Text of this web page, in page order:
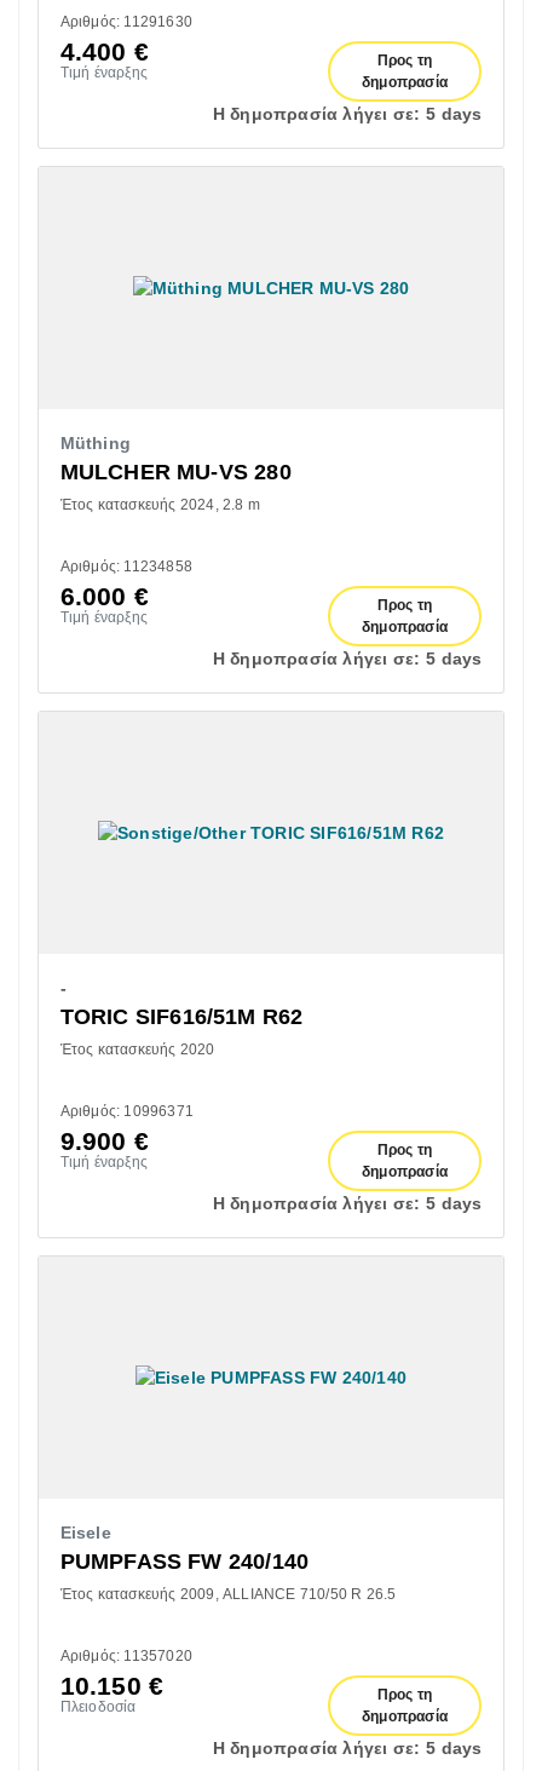
Αριθμός: 11291630
4.400 €
Τιμή έναρξης
Προς τη
δημοπρασία
Η δημοπρασία λήγει σε: 5 days
Müthing
MULCHER MU-VS 280
Έτος κατασκευής 2024 2.8 m
Αριθμός: 11234858
6.000 €
Τιμή έναρξης
Προς τη
δημοπρασία
Η δημοπρασία λήγει σε: 5 days
-
TORIC SIF616/51M R62
Έτος κατασκευής 2020
Αριθμός: 10996371
9.900 €
Τιμή έναρξης
Προς τη
δημοπρασία
Η δημοπρασία λήγει σε: 5 days
Eisele
PUMPFASS FW 240/140
Έτος κατασκευής 2009 ALLIANCE 710/50 R 26.5
Αριθμός: 11357020
10.150 €
Πλειοδοσία
Προς τη
δημοπρασία
Η δημοπρασία λήγει σε: 5 days